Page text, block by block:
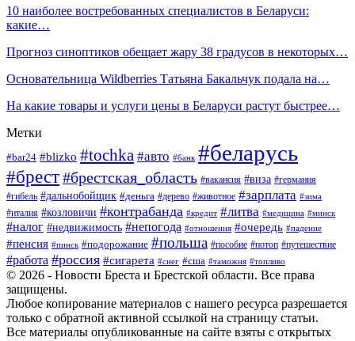
10 наиболее востребованных специалистов в Беларуси:
какие…
Прогноз синоптиков обещает жару 38 градусов в некоторых…
Основательница Wildberries Татьяна Бакальчук подала на…
На какие товары и услуги цены в Беларуси растут быстрее…
Метки
#bar24 #blizko #tochka #авто #банк #беларусь
#брест#брестская_область #вакансия #виза #германия
#гибель #дальнобойщик #деньга #дерево #животное #зарплата #зима
#италия #козловичи #контрабанда #кредит #литва #медицина #минск
#налог #недвижимость #непогода #отношения #очередь #падение
#пенсия #пинск #подорожание #польша #пособие #потоп #путешествие
#работа #россия #сигарета #снег #сша #таможня #топливо
© 2026 - Новости Бреста и Брестской области. Все права
защищены.
Любое копирование материалов с нашего ресурса разрешается
только с обратной активной ссылкой на страницу статьи.
Все материалы опубликованные на сайте взяты с открытых